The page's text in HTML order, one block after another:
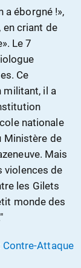
a éborgné !»,
en criant de
Le 7
Ce
militant, il a
nationale
Ministère de
Mais
violences de
les Gilets
monde des
Contre-Attaque